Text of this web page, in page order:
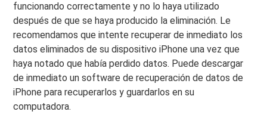
funcionando correctamente y no lo haya utilizado
después de que se haya producido la eliminación. Le
recomendamos que intente recuperar de inmediato los
datos eliminados de su dispositivo iPhone una vez que
haya notado que había perdido datos. Puede descargar
de inmediato un software de recuperación de datos de
iPhone para recuperarlos y guardarlos en su
computadora.